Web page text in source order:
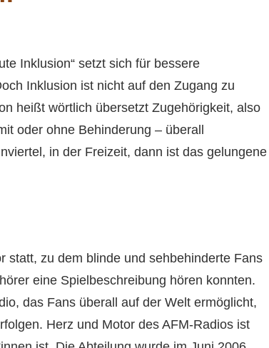
Inklusion“ setzt sich für bessere
Inklusion ist nicht auf den Zugang zu
heißt wörtlich übersetzt Zugehörigkeit, also
oder ohne Behinderung – überall
in der Freizeit, dann ist das gelungene
statt, zu dem blinde und sehbehinderte Fans
eine Spielbeschreibung hören konnten.
das Fans überall auf der Welt ermöglicht,
Herz und Motor des AFM-Radios ist